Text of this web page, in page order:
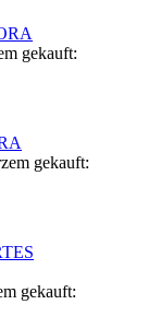
gekauft:
gekauft:
gekauft: